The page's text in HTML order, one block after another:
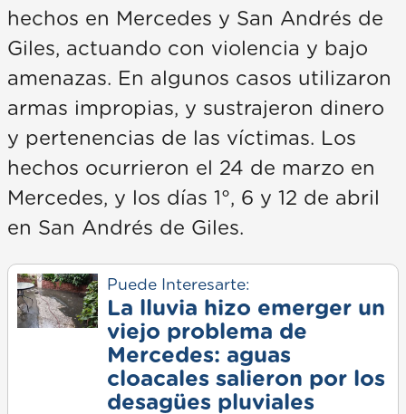
hechos en Mercedes y San Andrés de
Giles, actuando con violencia y bajo
amenazas. En algunos casos utilizaron
armas impropias, y sustrajeron dinero
y pertenencias de las víctimas. Los
hechos ocurrieron el 24 de marzo en
Mercedes, y los días 1°, 6 y 12 de abril
en San Andrés de Giles.
Puede Interesarte:
La lluvia hizo emerger un
viejo problema de
Mercedes: aguas
cloacales salieron por los
desagües pluviales